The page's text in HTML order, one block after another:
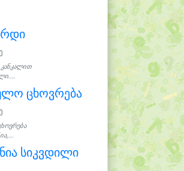
ცხოვრება
სიკვდილი